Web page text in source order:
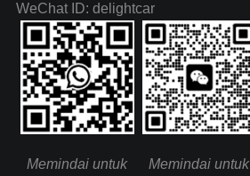
WeChat ID: delightcar
Memindai untuk
Memindai untuk